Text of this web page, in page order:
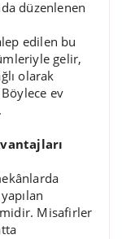
düzenlenen
edilen bu
gelir,
olarak
ev
Misafirler